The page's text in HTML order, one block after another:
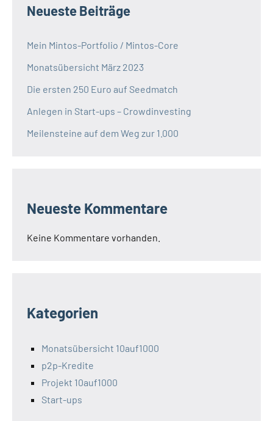
Neueste Beiträge
Mein Mintos-Portfolio / Mintos-Core
Monatsübersicht März 2023
Die ersten 250 Euro auf Seedmatch
Anlegen in Start-ups – Crowdinvesting
Meilensteine auf dem Weg zur 1.000
Neueste Kommentare
Keine Kommentare vorhanden.
Kategorien
Monatsübersicht 10auf1000
p2p-Kredite
Projekt 10auf1000
Start-ups